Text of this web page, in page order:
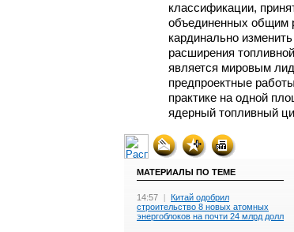
классификации,
объединенных общим
кардинально
расширения
является мировым
предпроектные
практике на одной
ядерный топливный
МАТЕРИАЛЫ ПО ТЕМЕ
14:57 | Китай одобрил
строительство 8 новых атомных
энергоблоков на почти 24 млрд долл